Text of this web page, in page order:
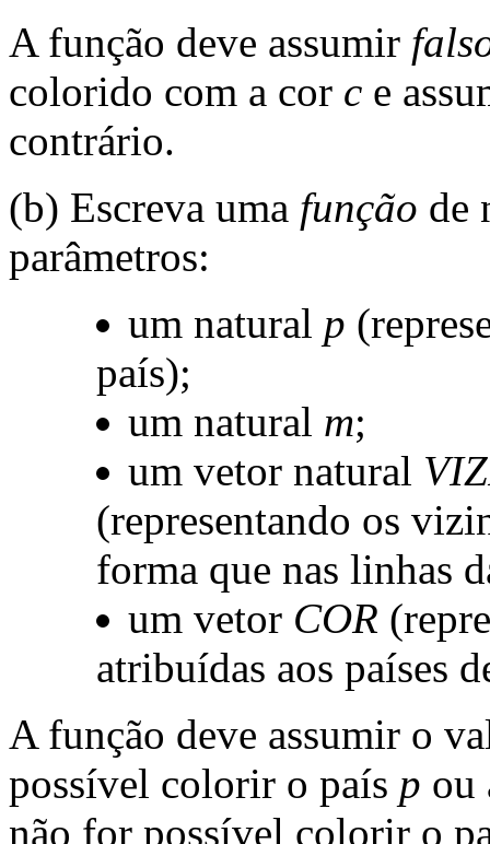
A função deve assumir
colorido com a cor c e
contrário.
(b) Escreva uma função de
parâmetros:
um natural p
país);
um natural m;
um vetor natural
(representando os
forma que nas linhas
um vetor COR
atribuídas aos países
A função deve assumir o
possível colorir o país p ou
não for possível colorir o